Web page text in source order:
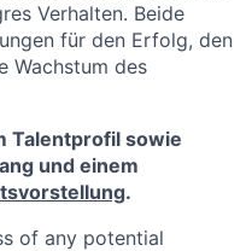
Verhalten. Beide
für den Erfolg, den
Wachstum des
Talentprofil sowie
und einem
.
of any potential